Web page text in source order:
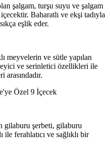
şalgam, turşu suyu ve şalgam
Baharatlı ve ekşi tadıyla
eşlik eder.
meyvelerin ve sütle yapılan
ve serinletici özellikleri ile
arasındadır.
gilaburu şerbeti, gilaburu
ferahlatıcı ve sağlıklı bir